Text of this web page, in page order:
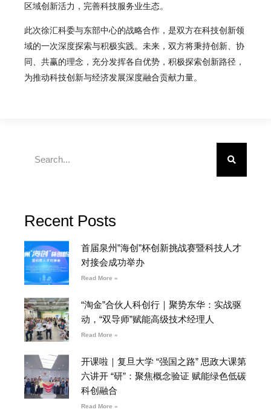
区域创新活力，完善科技服务业生态。
此次徐汇科委与东部中心的战略合作，是双方在科技创新领
域的一次深度探索与积极实践。未来，双方将秉持创新、协
同、共赢的理念，充分发挥各自优势，积极探索创新路径，
为推动科技创新与经济发展深度融合贡献力量。
Recent Posts
首届泉州”海创”杯创新挑战赛暨科技人才
对接会成功举办
Read More »
“淘金”合伙人科创行｜聚势东华：实战驱
动，“双导师”赋能高级技术经理人
Read More »
开课啦｜复旦大学 “强国之路” 思政大课第
六讲开 “研”：聚焦概念验证 赋能绿色低碳
科创融合
Read More »